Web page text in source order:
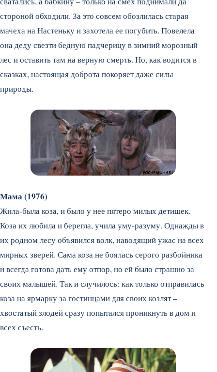
стороной обходили. За это совсем обозлилась старая
мачеха на Настеньку и захотела ее погубить. Повелела
она деду свезти бедную падчерицу в зимний морозный
лес и оставить там на верную смерть. Но, как водится в
сказках, настоящая доброта покоряет даже силы
природы.
Мама (1976)
Жила-была коза, и было у нее пятеро милых детишек.
Коза их любила и берегла, учила уму-разуму. Однажды в
их родном лесу объявился волк, наводящий ужас на всех
мирных зверей. Сама коза не боялась серого разбойника
и всегда готова дать ему отпор, но ей было страшно за
своих малышей. Так и случилось: как только отправилась
коза на ярмарку за гостинцами для своих козлят –
хвостатый злодей сразу попытался проникнуть в дом и
всех съесть.